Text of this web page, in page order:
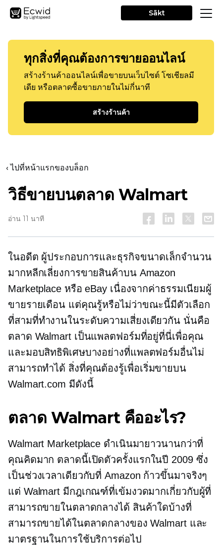
Sākt
ทุกสิ่งที่คุณต้องการขายออนไลน์
สร้างร้านค้าออนไลน์เพื่อขายบนเว็บไซต์ โซเชียลมี
เดีย หรือตลาดซื้อขายภายในไม่กี่นาที
สร้างร้านค้า
‹ ไปที่หน้าแรกของบล็อก
วิธีขายบนตลาด Walmart
อ่าน 11 นาที
ในอดีต ผู้ประกอบการและธุรกิจขนาดเล็กจำนวน
มากหลีกเลี่ยงการขายสินค้าบน Amazon
Marketplace หรือ eBay เนื่องจากค่าธรรมเนียมผู้
ขายรายเดือน แต่คุณรู้หรือไม่ว่าขณะนี้มีตัวเลือก
ที่สามที่ทำงานในระดับความเสี่ยงเดียวกัน นั่นคือ
ตลาด Walmart เป็นแพลตฟอร์มที่อยู่ที่นี่เพื่อคุณ
และมอบสิทธิพิเศษบางอย่างที่แพลตฟอร์มอื่นไม่
สามารถทำได้ สิ่งที่คุณต้องรู้เพื่อเริ่มขายบน
Walmart.com มีดังนี้
ตลาด Walmart คืออะไร?
Walmart Marketplace ดำเนินมายาวนานกว่าที่
คุณคิดมาก ตลาดนี้เปิดตัวครั้งแรกในปี 2009 ซึ่ง
เป็นช่วงเวลาเดียวกับที่ Amazon ก้าวขึ้นมาจริงๆ
แต่ Walmart มีกฎเกณฑ์ที่เข้มงวดมากเกี่ยวกับผู้ที่
สามารถขายในตลาดกลางได้ สินค้าใดบ้างที่
สามารถขายได้ในตลาดกลางของ Walmart และ
มาตรฐานในการใช้บริการต่อไป